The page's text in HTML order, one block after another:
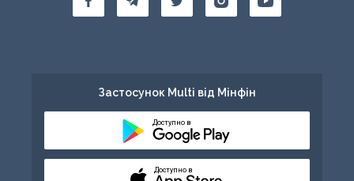
Застосунок Multi від Мінфін
Доступно в
Доступно в